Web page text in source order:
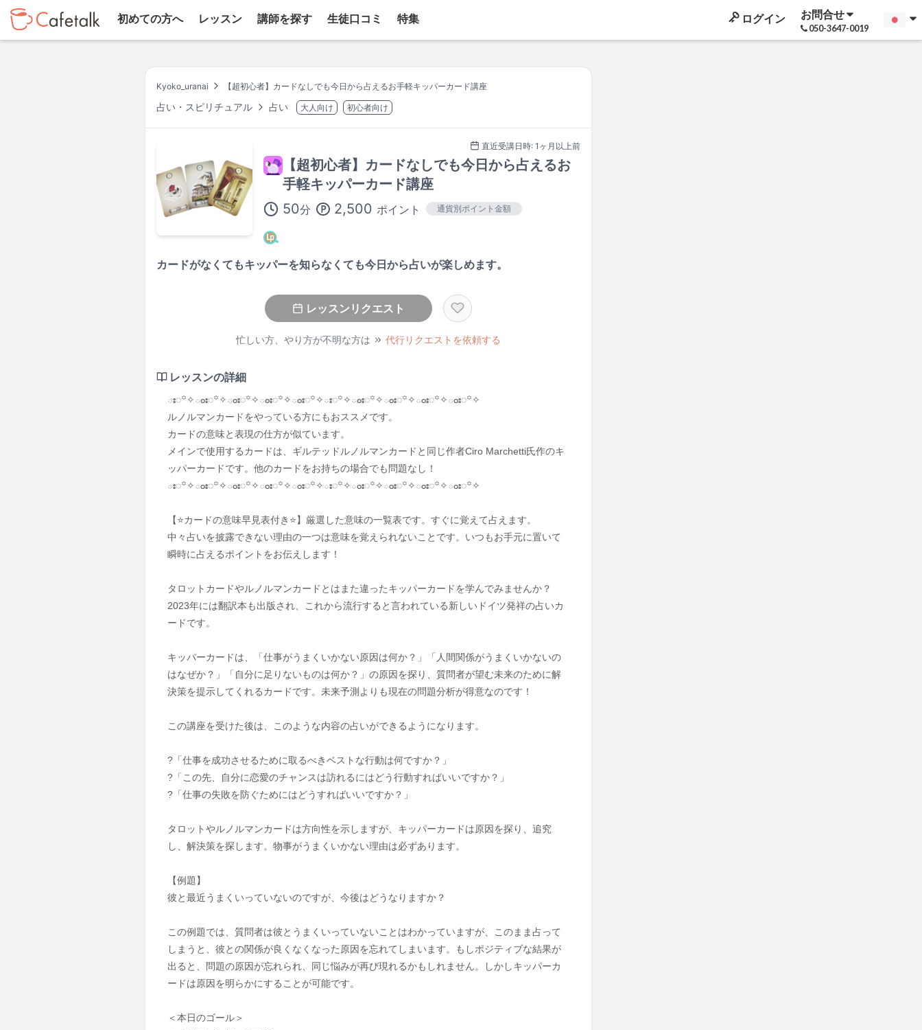
初めての方へ レッスン 講師を探す 生徒口コミ 特集 ログイン お問合せ
050-3647-0019
Kyoko_uranai 【超初心者】カードなしでも今日から占えるお手軽キッパーカード講座
占い・スピリチュアル 占い 大人向け 初心者向け
直近受講日時: 1ヶ月以上前
【超初心者】カードなしでも今日から占えるお
手軽キッパーカード講座
50分 2,500 ポイント 通貨別ポイント金額
カードがなくてもキッパーを知らなくても今日から占いが楽しめます。
レッスンリクエスト
忙しい方、やり方が不明な方は 代行リクエストを依頼する
レッスンの詳細
ః◌꙳✧ంః◌꙳✧ంః◌꙳✧ంః◌꙳✧ంః◌꙳✧ః◌꙳✧ంః◌꙳✧ంః◌꙳✧ంః◌꙳✧ంః◌꙳✧
ルノルマンカードをやっている方にもおススメです。
カードの意味と表現の仕方が似ています。
メインで使用するカードは、ギルテッドルノルマンカードと同じ作者Ciro Marchetti氏作のキ
ッパーカードです。他のカードをお持ちの場合でも問題なし！
ః◌꙳✧ంః◌꙳✧ంః◌꙳✧ంః◌꙳✧ంః◌꙳✧ః◌꙳✧ంః◌꙳✧ంః◌꙳✧ంః◌꙳✧ంః◌꙳✧
【⭐️カードの意味早見表付き⭐️】厳選した意味の一覧表です。すぐに覚えて占えます。
中々占いを披露できない理由の一つは意味を覚えられないことです。いつもお手元に置いて
瞬時に占えるポイントをお伝えします！
タロットカードやルノルマンカードとはまた違ったキッパーカードを学んでみませんか？
2023年には翻訳本も出版され、これから流行すると言われている新しいドイツ発祥の占いカ
ードです。
キッパーカードは、「仕事がうまくいかない原因は何か？」「人間関係がうまくいかないの
はなぜか？」「自分に足りないものは何か？」の原因を探り、質問者が望む未来のために解
決策を提示してくれるカードです。未来予測よりも現在の問題分析が得意なのです！
この講座を受けた後は、このような内容の占いができるようになります。
?「仕事を成功させるために取るべきベストな行動は何ですか？」
?「この先、自分に恋愛のチャンスは訪れるにはどう行動すればいいですか？」
?「仕事の失敗を防ぐためにはどうすればいいですか？」
タロットやルノルマンカードは方向性を示しますが、キッパーカードは原因を探り、追究
し、解決策を探します。物事がうまくいかない理由は必ずあります。
【例題】
彼と最近うまくいっていないのですが、今後はどうなりますか？
この例題では、質問者は彼とうまくいっていないことはわかっていますが、このまま占って
しまうと、彼との関係が良くなくなった原因を忘れてしまいます。もしポジティブな結果が
出ると、問題の原因が忘れられ、同じ悩みが再び現れるかもしれません。しかしキッパーカ
ードは原因を明らかにすることが可能です。
＜本日のゴール＞